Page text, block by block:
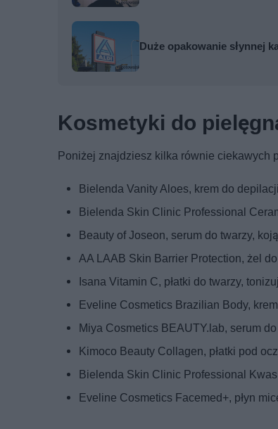
Duże opakowanie słynnej
Kosmetyki do
Poniżej znajdziesz kilka równie ciekawych
Bielenda Vanity Aloes, krem do
Bielenda Skin Clinic Professional
Beauty of Joseon, serum do twarzy,
AA LAAB Skin Barrier Protection, żel
Isana Vitamin C, płatki do twarzy,
Eveline Cosmetics Brazilian Body,
Miya Cosmetics BEAUTY.lab, serum
Kimoco Beauty Collagen, płatki pod
Bielenda Skin Clinic Professional Kwas
Eveline Cosmetics Facemed+, płyn